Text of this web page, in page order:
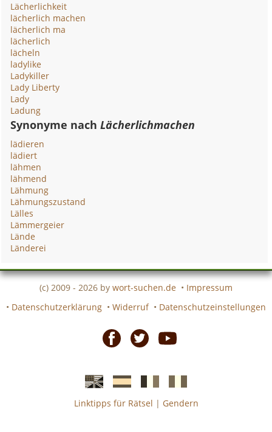
Lächerlichkeit
lächerlich machen
lächerlich ma
lächerlich
lächeln
ladylike
Ladykiller
Lady Liberty
Lady
Ladung
Synonyme nachLächerlichmachen
lädieren
lädiert
lähmen
lähmend
Lähmung
Lähmungszustand
Lälles
Lämmergeier
Lände
Länderei
(c) 2009 - 2026 by wort-suchen.de • Impressum
• Datenschutzerklärung • Widerruf • Datenschutzeinstellungen
EnglischeSpanischefranzösicheitalienische
Linktipps für Rätsel | Gendern